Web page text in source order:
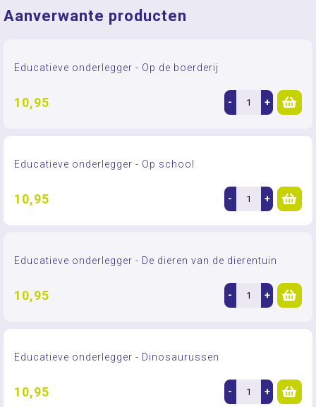
Aanverwante producten
Educatieve onderlegger - Op de boerderij
10,95 - +
Educatieve onderlegger - Op school
10,95 - +
Educatieve onderlegger - De dieren van de dierentuin
10,95 - +
Educatieve onderlegger - Dinosaurussen
10,95 - +